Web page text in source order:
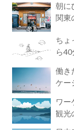
朝に
関東
ちょ
ら
働き
ケー
ワー
観光